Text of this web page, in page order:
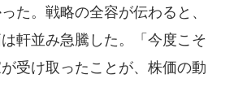
た。戦略の全容が伝わると、
軒並み急騰した。「今度こそ
受け取ったことが、株価の動